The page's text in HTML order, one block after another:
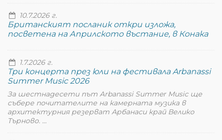
10.7.2026 г.
Британският посланик откри изложа,
посветена на Априлското въстание, в Конака
1.7.2026 г.
Три концерта през юли на фестивала Arbanassi
Summer Music 2026
За шестнадесети път Arbanassi Summer Music ще
събере почитателите на камерната музика в
архитектурния резерват Арбанаси край Велико
Търново. ...